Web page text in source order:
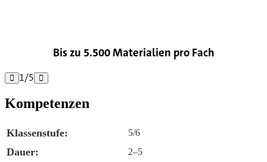
Bis zu 5.500 Materialien pro Fach
 1/5 
Kompetenzen
Klassenstufe: 5/6
Dauer: 2–5